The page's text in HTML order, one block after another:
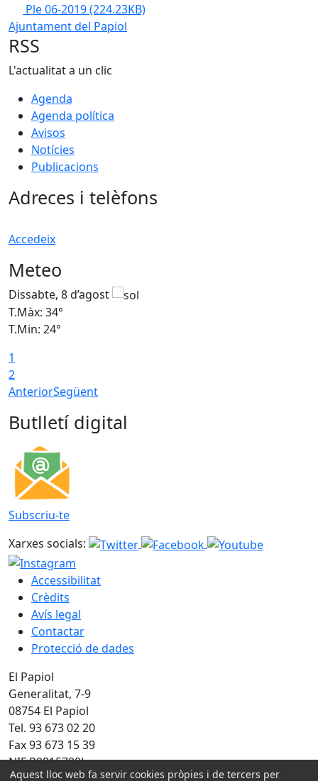
Ple 06-2019(224.23KB)
Ajuntament del Papiol
RSS
L'actualitat a un clic
Agenda
Agenda política
Avisos
Notícies
Publicacions
Adreces i telèfons
Accedeix
Meteo
Dissabte, 8 d’agost
T.Màx: 34°
T.Min: 24°
1
2
AnteriorSegüent
Butlletí digital
Subscriu-te
Xarxes socials:
Accessibilitat
Crèdits
Avís legal
Contactar
Protecció de dades
El Papiol
Generalitat, 7-9
08754 El Papiol
Tel. 93 673 02 20
Fax 93 673 15 39
NIF P0815700J
Aquest lloc web fa servir cookies pròpies i de tercers per